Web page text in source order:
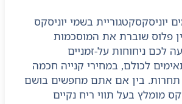
יוניסקסקטגוריית בשמי יוניסקס
פלוס שוברת את המוסכמות
לכם ניחוחות על-זמניים
לכולם, במחירי קנייה חכמה
בין אם אתם מחפשים בושם
מומלץ בעל תווי ריח נקיים